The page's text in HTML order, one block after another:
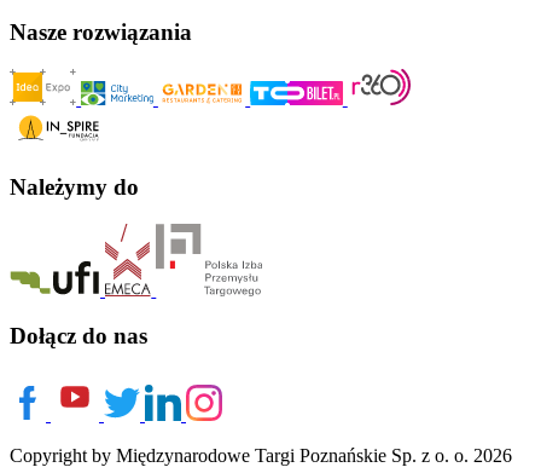
Nasze rozwiązania
Należymy do
Dołącz do nas
Copyright by Międzynarodowe Targi Poznańskie Sp. z o. o. 2026